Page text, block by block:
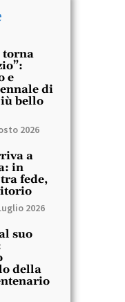
torna
e
di
bello
2026
a
in
fede,
2026
suo
della